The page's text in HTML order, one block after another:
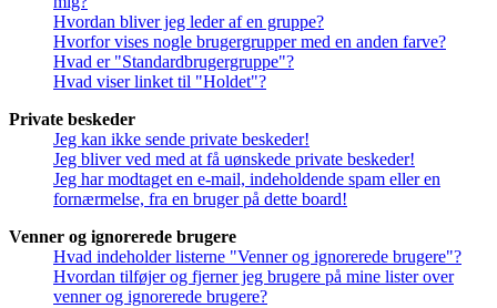
Hvordan bliver jeg leder af en gruppe?
Hvorfor vises nogle brugergrupper med en anden farve?
Hvad er "Standardbrugergruppe"?
Hvad viser linket til "Holdet"?
Private beskeder
Jeg kan ikke sende private beskeder!
Jeg bliver ved med at få uønskede private beskeder!
Jeg har modtaget en e-mail, indeholdende spam eller en
fornærmelse, fra en bruger på dette board!
Venner og ignorerede brugere
Hvad indeholder listerne "Venner og ignorerede brugere"?
Hvordan tilføjer og fjerner jeg brugere på mine lister over
venner og ignorerede brugere?